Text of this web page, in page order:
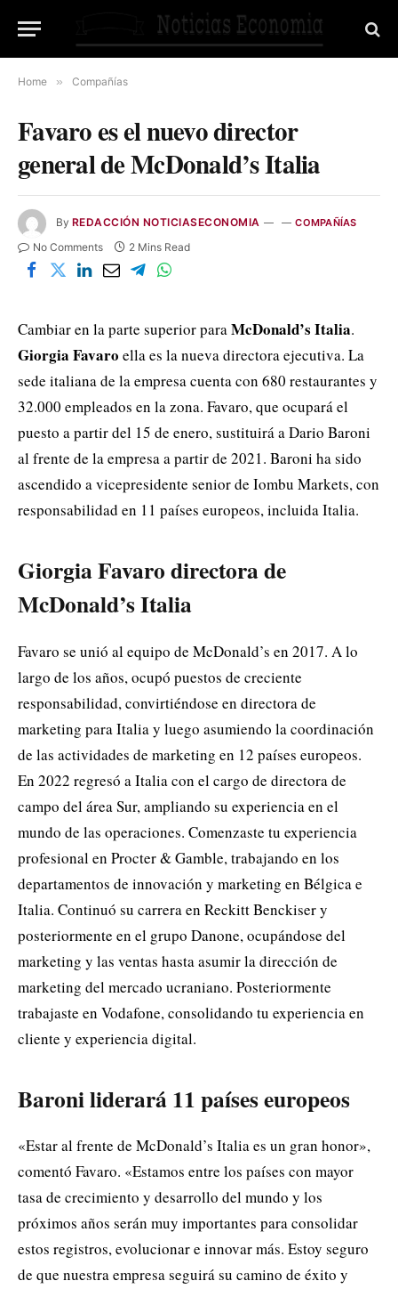
Home » Compañías
Favaro es el nuevo director
general de McDonald’s Italia
By REDACCIÓN NOTICIASECONOMIA COMPAÑÍAS
No Comments 2 Mins Read
Cambiar en la parte superior paraMcDonald’s Italia.
Giorgia Favaro ella es la nueva directora ejecutiva. La
sede italiana de la empresa cuenta con 680 restaurantes y
32.000 empleados en la zona. Favaro, que ocupará el
puesto a partir del 15 de enero, sustituirá a Dario Baroni
al frente de la empresa a partir de 2021. Baroni ha sido
ascendido a vicepresidente senior de Iombu Markets, con
responsabilidad en 11 países europeos, incluida Italia.
Giorgia Favaro directora de
McDonald’s Italia
Favaro se unió al equipo de McDonald’s en 2017. A lo
largo de los años, ocupó puestos de creciente
responsabilidad, convirtiéndose en directora de
marketing para Italia y luego asumiendo la coordinación
de las actividades de marketing en 12 países europeos.
En 2022 regresó a Italia con el cargo de directora de
campo del área Sur, ampliando su experiencia en el
mundo de las operaciones. Comenzaste tu experiencia
profesional en Procter & Gamble, trabajando en los
departamentos de innovación y marketing en Bélgica e
Italia. Continuó su carrera en Reckitt Benckiser y
posteriormente en el grupo Danone, ocupándose del
marketing y las ventas hasta asumir la dirección de
marketing del mercado ucraniano. Posteriormente
trabajaste en Vodafone, consolidando tu experiencia en
cliente y experiencia digital.
Baroni liderará 11 países europeos
«Estar al frente de McDonald’s Italia es un gran honor»,
comentó Favaro. «Estamos entre los países con mayor
tasa de crecimiento y desarrollo del mundo y los
próximos años serán muy importantes para consolidar
estos registros, evolucionar e innovar más. Estoy seguro
de que nuestra empresa seguirá su camino de éxito y